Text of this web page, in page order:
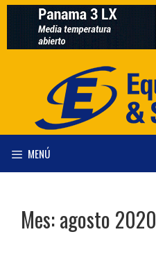
Saltar
contenido
MENÚ
Mes:agosto 2020